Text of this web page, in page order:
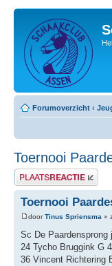
Forumoverzicht ‹
Toernooi
Plaats een reactie
Toernooi
doorTinus Spriensma »
Sc De Paardensprong
24 Tycho Bruggink G
36 Vincent Richtering